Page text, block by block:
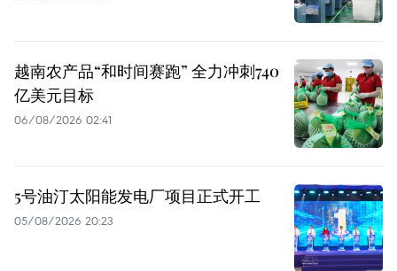
越南农产品“和时间赛跑” 全力冲刺740
亿美元目标
06/08/2026 02:41
5号油汀太阳能发电厂项目正式开工
05/08/2026 20:23